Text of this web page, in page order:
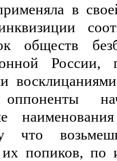
в
обществ
что
попиков, по